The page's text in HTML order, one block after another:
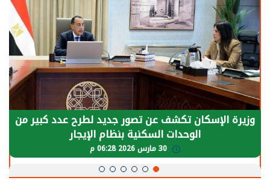
الرئيس السيسي: توقف الأنشطة في قطاع الطاقة
يحتاج إلى سنوات لعودة معدلات الإنتاج الطبيعية